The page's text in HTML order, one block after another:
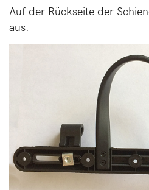
Auf der Rückseite der
aus: